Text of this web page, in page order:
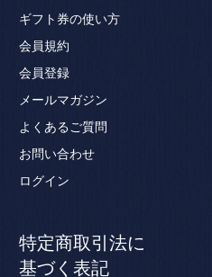
ギフト券の使い方
会員規約
会員登録
メールマガジン
よくあるご質問
お問い合わせ
ログイン
特定商取引法に
基づく表記